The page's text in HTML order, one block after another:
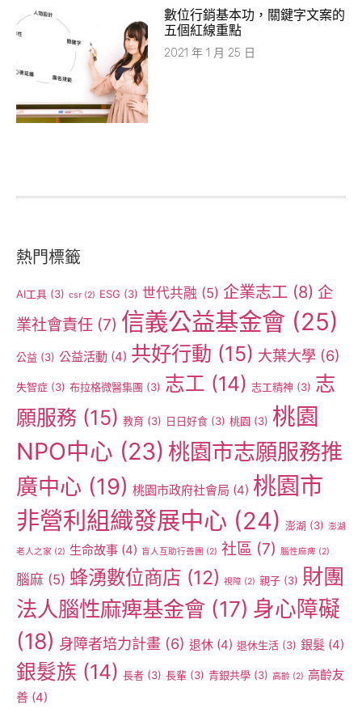
數位行銷基本功，關鍵字文案的
五個紅線重點
2021 年 1 月 25 日
熱門標籤
AI工具 (3) csr (2) ESG (3) 世代共融 (5) 企業志工 (8) 企
業社會責任 (7) 信義公益基金會 (25)
公益 (3) 公益活動 (4) 共好行動 (15) 大葉大學 (6)
失智症 (3) 布拉格微醫集團 (3) 志工 (14) 志工精神 (3) 志
願服務 (15) 教育 (3) 日日好食 (3) 桃園 (3) 桃園
NPO中心 (23) 桃園市志願服務推
廣中心 (19) 桃園市政府社會局 (4) 桃園市
非營利組織發展中心 (24) 澎湖 (3) 澎湖
老人之家 (2) 生命故事 (4) 盲人互助行善團 (2) 社區 (7) 腦性麻痺 (2)
腦麻 (5) 蜂湧數位商店 (12) 視障 (2) 親子 (3) 財團
法人腦性麻痺基金會 (17) 身心障礙
(18) 身障者培力計畫 (6) 退休 (4) 退休生活 (3) 銀髮 (4)
銀髮族 (14) 長者 (3) 長輩 (3) 青銀共學 (3) 高齡 (2) 高齡友
善 (4)